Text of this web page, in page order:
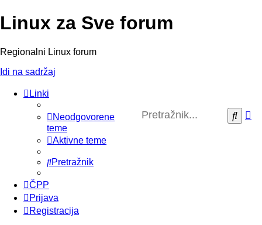
Linux za Sve forum
Regionalni Linux forum
Idi na sadržaj
Linki
Neodgovorene
teme
Aktivne teme
Pretražnik
ČPP
Prijava
Registracija